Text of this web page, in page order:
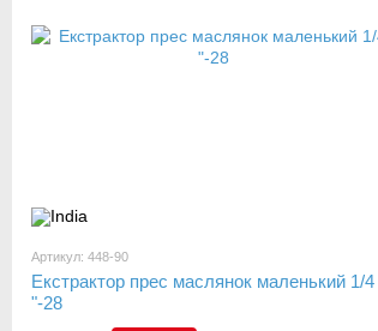
Артикул: 448-90
Екстрактор прес маслянок маленький 1/4
"-28